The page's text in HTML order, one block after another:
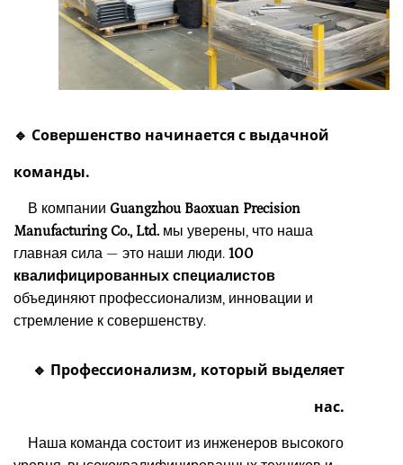
🔹 Совершенство начинается с выдачной
команды.
В компании Guangzhou Baoxuan Precision
Manufacturing Co., Ltd. мы уверены, что наша
главная сила — это наши люди. 100
квалифицированных специалистов
объединяют профессионализм, инновации и
стремление к совершенству.
🔹 Профессионализм, который выделяет
нас.
Наша команда состоит из инженеров высокого